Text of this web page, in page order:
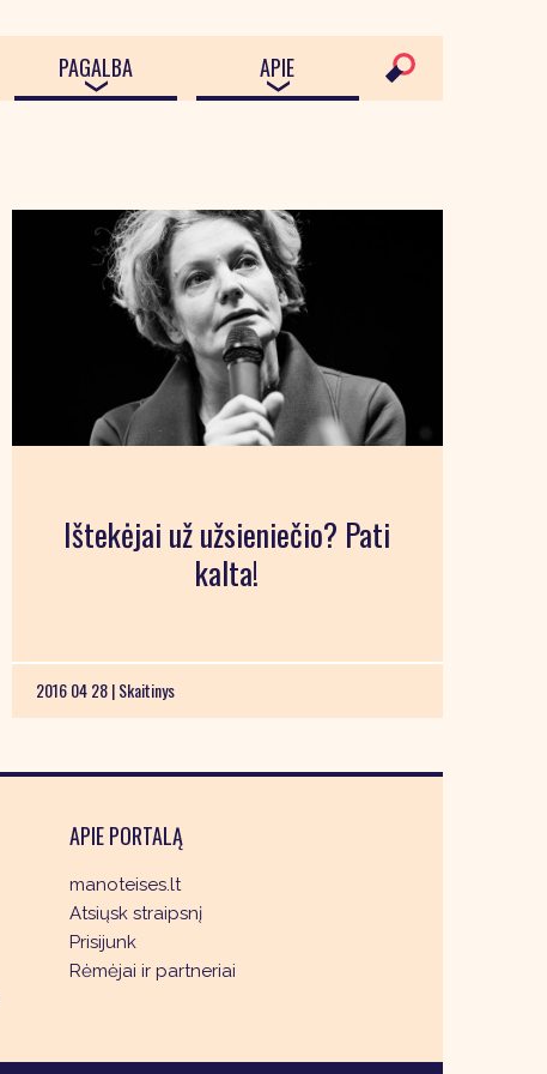
PAGALBA APIE
Ištekėjai už užsieniečio? Pati
kalta!
2016 04 28 |Skaitinys
APIE PORTALĄ
manoteises.lt
Atsiųsk straipsnį
Prisijunk
Rėmėjai ir partneriai